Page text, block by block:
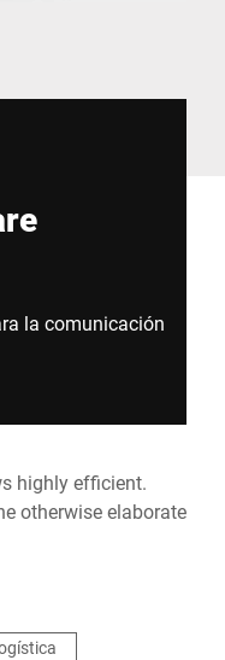
la comunicación
highly efficient.
otherwise elaborate